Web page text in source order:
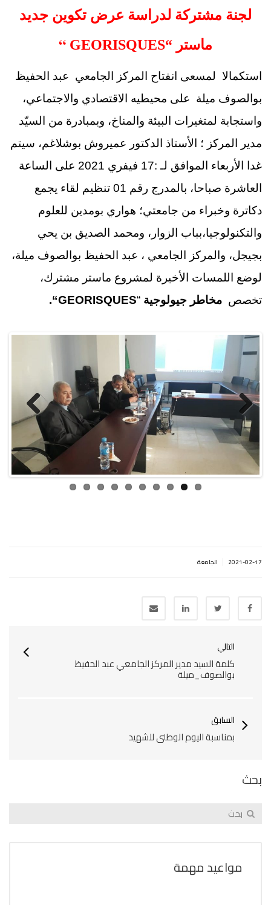
لجنة مشتركة لدراسة عرض تكوين جديد
ماستر “GEORISQUES
“
استكمالا لمسعى انفتاح المركز الجامعي عبد الحفيظ
بوالصوف ميلة على محيطيه الاقتصادي والاجتماعي،
واستجابة لمتغيرات البيئة والمناخ، وبمبادرة من السيّد
مدير المركز ؛ الأستاذ الدكتور عميروش بوشلاغم، سيتم
غدا الأربعاء الموافق لـ :17 فيفري 2021 على الساعة
العاشرة صباحا، بالمدرج رقم 01 تنظيم لقاء يجمع
دكاترة وخبراء من جامعتي؛ هواري بومدين للعلوم
والتكنولوجيا،بباب الزوار، ومحمد الصديق بن يحي
بجيجل، والمركز الجامعي ، عبد الحفيظ بوالصوف ميلة،
لوضع اللمسات الأخيرة لمشروع ماستر مشترك،
تخصص مخاطر جيولوجية “
GEORISQUES
“.
Previous Next
2021-02-17 الجامعة
التالي
كلمة السيد مدير المركز الجامعي عبد الحفيظ
بوالصوف_ميلة
السابق
بمناسبة اليوم الوطني للشهيد
بحث
مواعيد مهمة